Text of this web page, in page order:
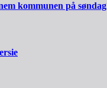
kommunen på søndag